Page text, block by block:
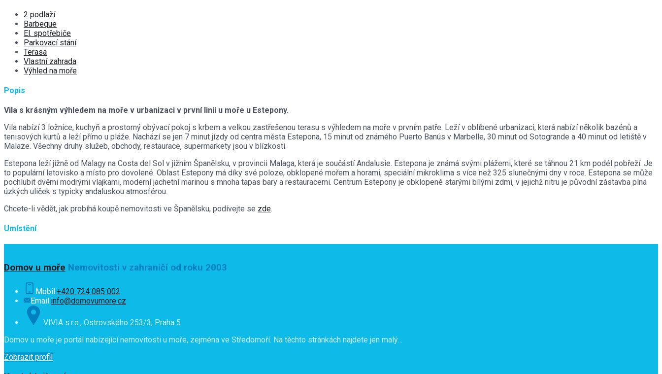
2 podlaží
Barbeque
El. spotřebiče
Parkovací stání
Terasa
Vlastní zahrada
Výhled na moře
Popis
Vila s krásným výhledem na moře v urbanizaci v první linii u moře u Estepony.
Vila nabízí 3 ložnice, kuchyň a prostorný obývací pokoj s krbem a velkou zastřešenou terasu s výhledem na moře v prvním patře. Leží v oblíbené urbanizaci, která nabízí několik bazénů a
tenisových kurtů a leží přímo u pláže. Nachází se jen 7 minut jízdy od centra města Estepona, 15 minut od známého Puerto Banús v Marbelle, 30 minut od Sotogrande a 40 minut od letiště v
Malaze. Všechny druhy služeb, obchody, restaurace, supermarkety jsou v blízkosti.
Estepona leží jižně od Malagy na Costa del Sol v jižním Španělsku, v provincii Malaga, která je součástí Andalusie. Estepona je známá svými plážemi, které se táhnou 21 km podél pobřeží. Je
to populární letovisko a místo pro dovolené. Oblast Estepony má díky své poloze, obklopené mořem a horami, speciální mikroklima s více než 325 slunečnými dny v roce. Estepona se může
pochlubit dvěmi modrými vlajkami, moderní jachetní marinou s mnoha tapas bary a restauracemi. Centrum Estepony je obklopené starými bílými zdmi, v jejichž nitru je původní zástavba plná
úzkých uliček s typicky andaluskou atmosférou.
Chcete-li vědět, jak probíhá koupě nemovitosti ve Španělsku, podívejte se zde.
Umístění
Domov u moře Nemovitosti v zahraničí od roku 2003
Mobil:+420 724 085 002
Email:info@domovumore.cz
VIVIA s.r.o., Ostrovského 253/3, Praha 5
Domov u moře je portál nabízející nemovitosti u moře, zejména ve Středomoří. Na těchto stránkách najdete jen malý…
Zobrazit profil